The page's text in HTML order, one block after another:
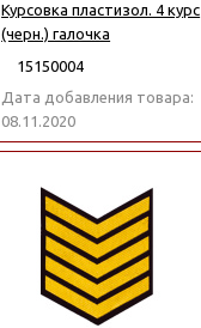
Курсовка пластизол. 4 курс
(черн.) галочка
15150004
Дата добавления товара:
08.11.2020